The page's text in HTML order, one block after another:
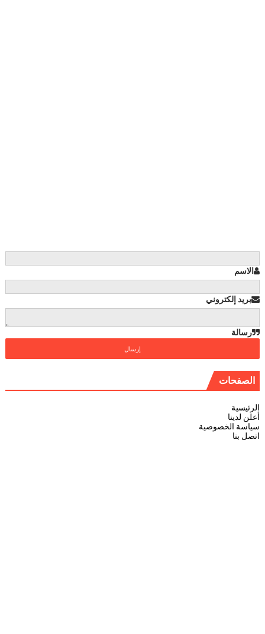
الاسم
بريد إلكتروني
رسالة
الصفحات
الرئيسية
أعلن لدينا
سياسة الخصوصية
اتصل بنا